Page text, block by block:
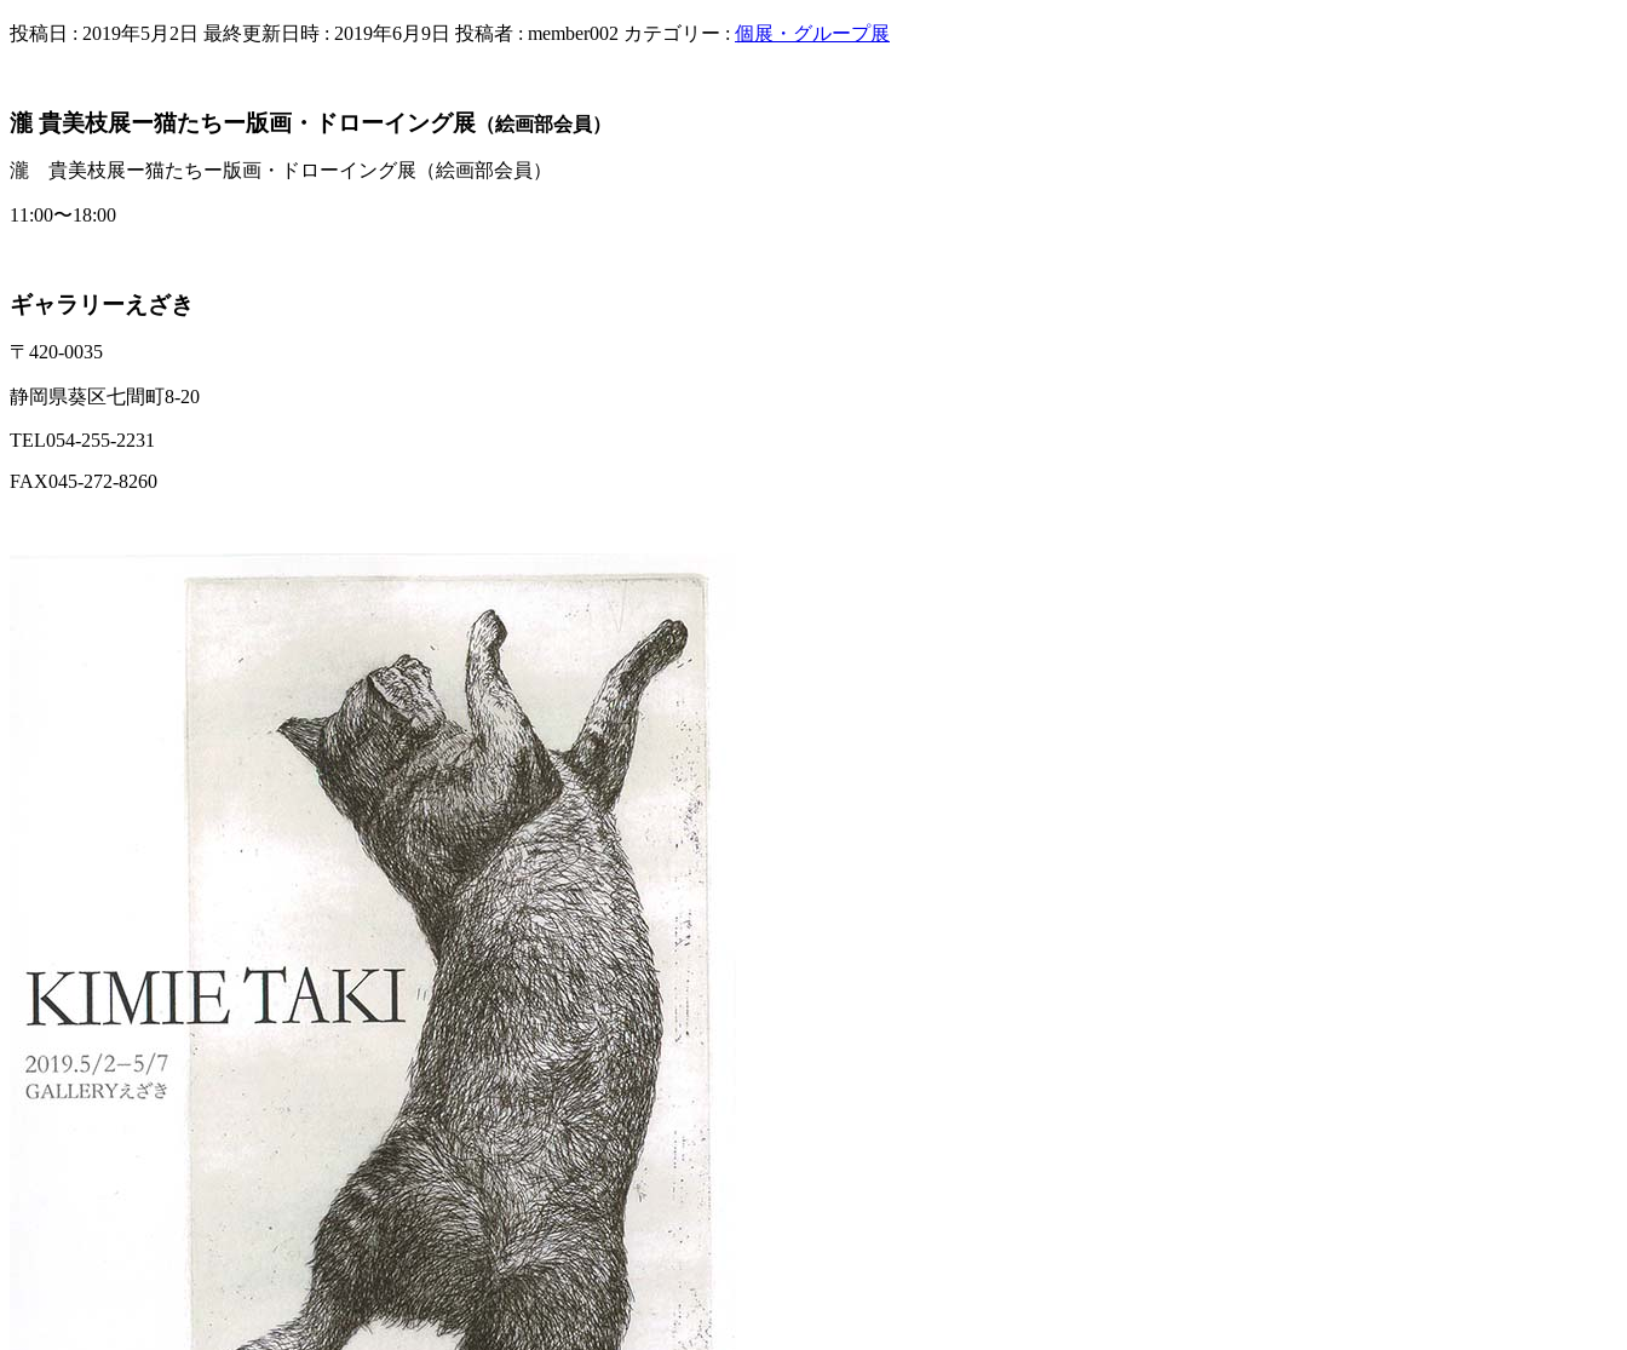
投稿日 : 2019年5月2日 最終更新日時 : 2019年6月9日 投稿者 : member002 カテゴリー : 個展・グループ展
瀧 貴美枝展ー猫たちー版画・ドローイング展 （絵画部会員）
瀧 貴美枝展ー猫たちー版画・ドローイング展（絵画部会員）
11:00〜18:00
ギャラリーえざき
〒420-0035
静岡県葵区七間町8-20
TEL054-255-2231
FAX045-272-8260